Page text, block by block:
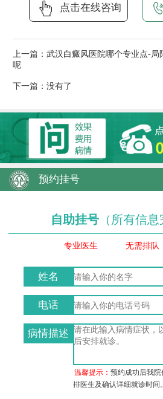
点击在线咨询
上一篇： 武汉白癜风医院哪个专业点-局
呢
下一篇：没有了
预约挂号
自助挂号 （所有信息
专业医生 无需排队
姓名
电话
病情描述
温馨提示：预约成功后我
排医生及确认详细就诊时间。